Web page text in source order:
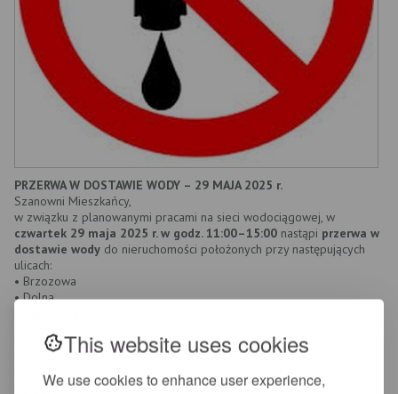
This website uses cookies
We use cookies to enhance user experience,
PRZERWA W DOSTAWIE WODY – 29 MAJA 2025 r.
Szanowni Mieszkańcy,
w związku z planowanymi pracami na sieci wodociągowej, w
czwartek 29 maja 2025 r. w godz. 11:00–15:00 nastąpi przerwa w
dostawie wody do nieruchomości położonych przy następujących
ulicach:
• Brzozowa
• Dolna
• Kręta
• Osiedlowa